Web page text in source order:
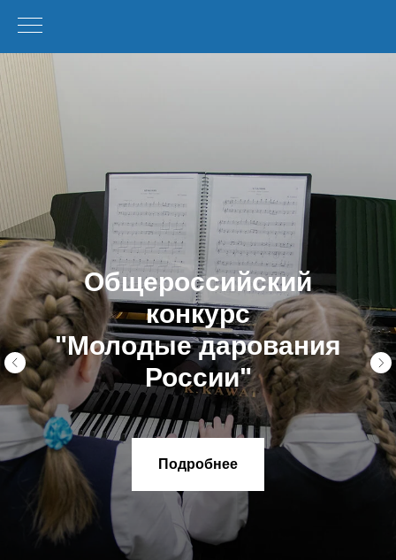
Общероссийский
конкурс
"Молодые дарования
России"
Подробнее